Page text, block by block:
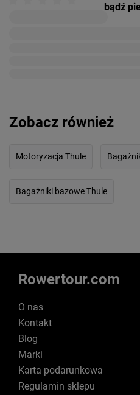
bądź
Zobacz również
Motoryzacja Thule
Bagażniki bazowe Thule
Rowertour.com
O nas
Kontakt
Blog
Marki
Karta podarunkowa
Regulamin sklepu